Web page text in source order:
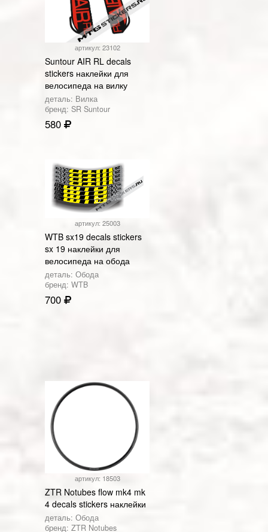
артикул: 23102
Suntour AIR RL decals
stickers наклейки для
велосипеда на вилку
деталь: Вилка
бренд: SR Suntour
580
артикул: 25003
WTB sx19 decals stickers
sx 19 наклейки для
велосипеда на обода
деталь: Обода
бренд: WTB
700
артикул: 18503
ZTR Notubes flow mk4 mk
4 decals stickers наклейки
деталь: Обода
бренд: ZTR Notubes